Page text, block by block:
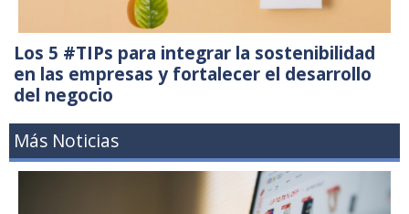
Los 5 #TIPs para integrar la sostenibilidad
en las empresas y fortalecer el desarrollo
del negocio
Más Noticias